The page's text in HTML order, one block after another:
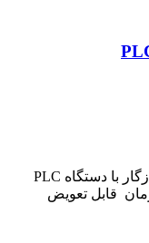
خرید LDC ریموت دزدگیر تصویری PLC سازگار با دستگاه PLC
قابل تعویض